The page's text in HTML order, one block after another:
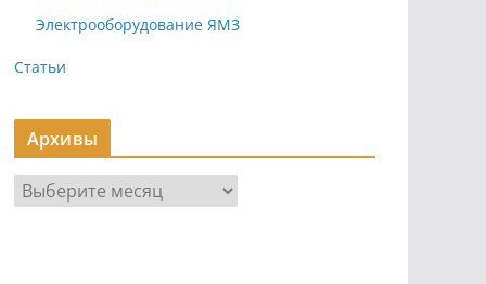
Электрооборудование ЯМЗ
Статьи
Архивы
р